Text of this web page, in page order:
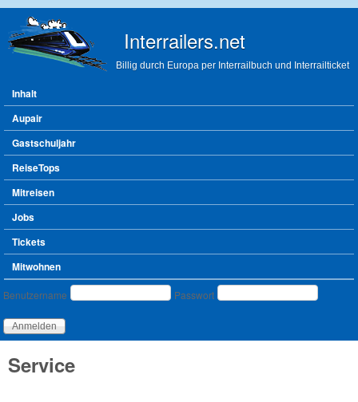
Interrailers.net
Billig durch Europa per Interrailbuch und Interrailticket
Hauptmenü
Inhalt
Aupair
Gastschuljahr
ReiseTops
Mitreisen
Jobs
Tickets
Mitwohnen
Benutzeranmeldung
Benutzername Passwort
Service